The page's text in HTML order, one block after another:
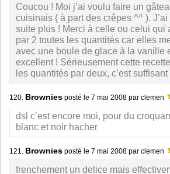
Coucou ! Moi j’ai voulu faire un
cuisinais ( à part des crêpes ^^ ).
suite plus ! Merci à celle ou celui qui
par 2 toutes les quantités car elles
avec une boule de glace à la vanille
excellent ! Sérieusement cette
les quantités par deux, c’est suffisant
120. Brownies posté le 7 mai 2008 par clemen
dsl c’est encore moi, pour du
blanc et noir hacher
121. Brownies posté le 7 mai 2008 par clemen
frenchement un delice mais